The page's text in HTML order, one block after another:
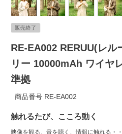
販売終了
RE-EA002 RERUU(レル
リー 10000mAh ワイヤ
準拠
商品番号 RE-EA002
触れるたび、こころ動く
映像を観る、音を聴く、情報に触れる・・